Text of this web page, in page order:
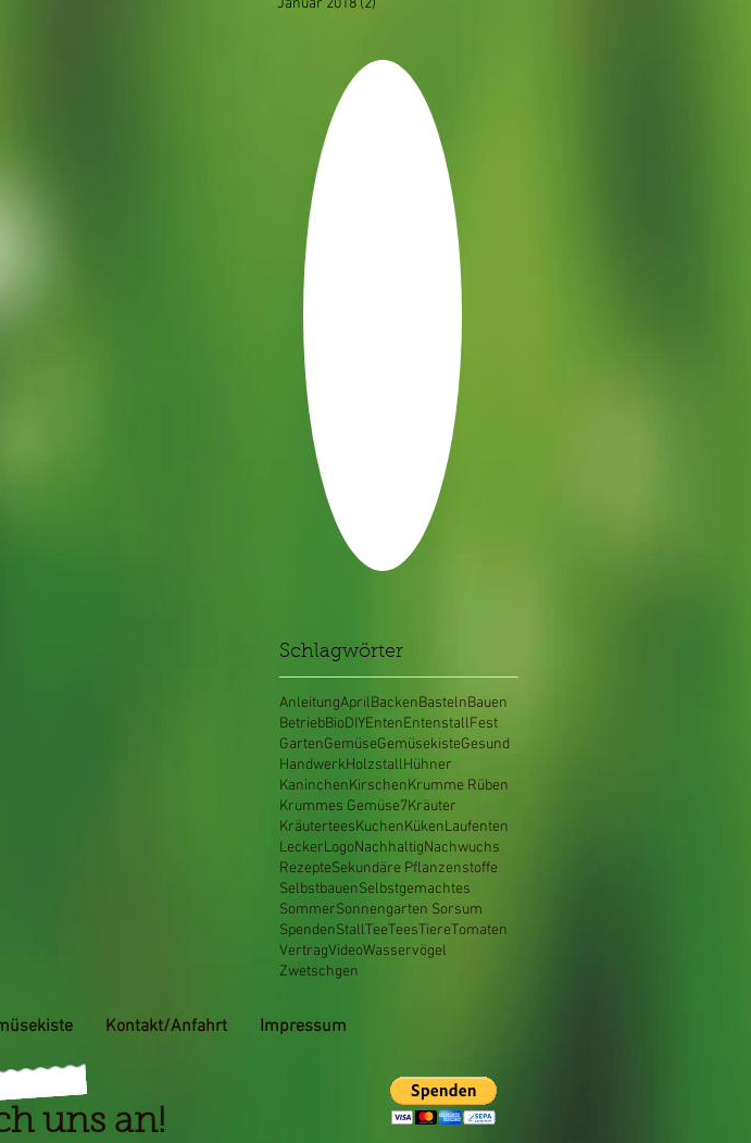
Januar 2018 (2)
Schlagwörter
AnleitungAprilBackenBastelnBauen
BetriebBioDIYEntenEntenstallFest
GartenGemüseGemüsekisteGesund
HandwerkHolzstallHühner
KaninchenKirschenKrumme Rüben
Krummes Gemüse7Kräuter
KräuterteesKuchenKükenLaufenten
LeckerLogoNachhaltigNachwuchs
RezepteSekundäre Pflanzenstoffe
SelbstbauenSelbstgemachtes
SommerSonnengarten Sorsum
SpendenStallTeeTeesTiereTomaten
VertragVideoWasservögel
Zwetschgen
Kontakt/Anfahrt Impressum
uns an!